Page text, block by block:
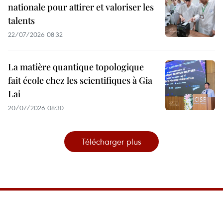
nationale pour attirer et valoriser les
talents
22/07/2026 08:32
La matière quantique topologique
fait école chez les scientifiques à Gia
Lai
20/07/2026 08:30
Télécharger plus